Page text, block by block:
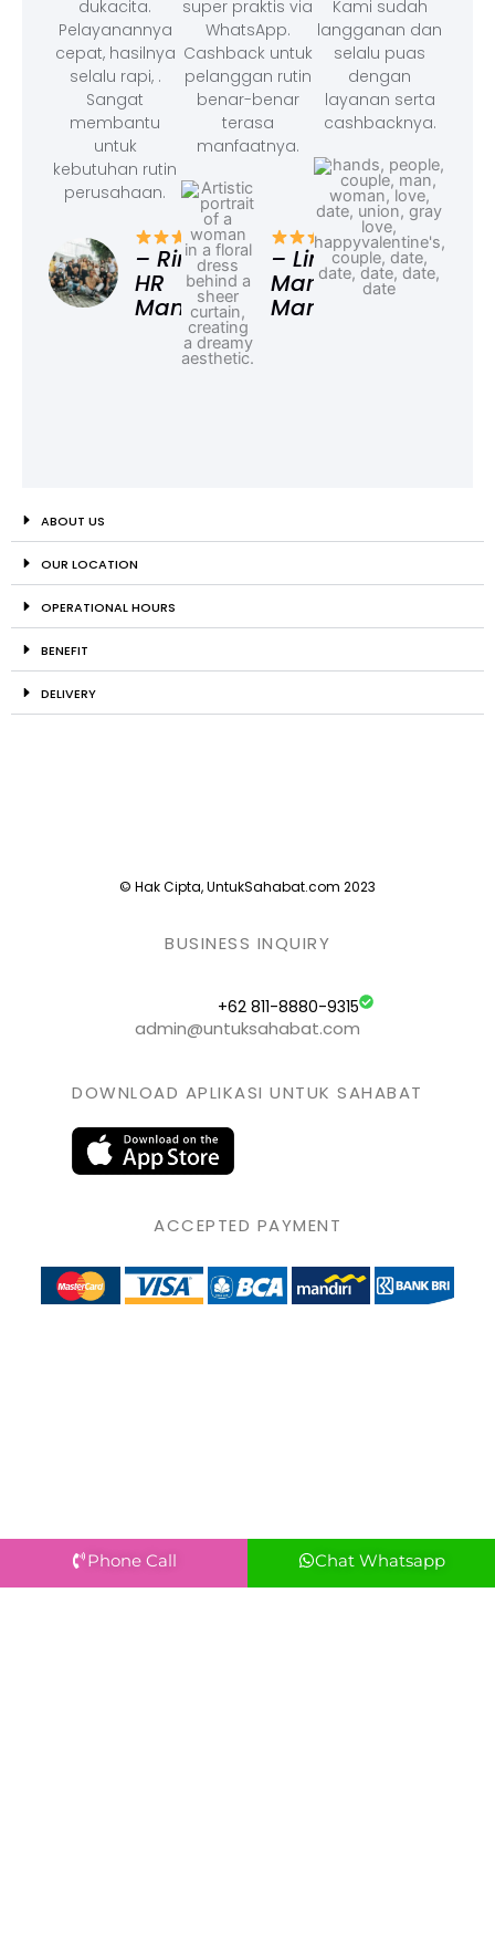
dukacita.
Pelayanannya
cepat, hasilnya
selalu rapi, .
Sangat
membantu
untuk
kebutuhan rutin
perusahaan.
– Rina,
HR
Manager
super praktis via
WhatsApp.
Cashback untuk
pelanggan rutin
benar-benar
terasa
manfaatnya.
– Linda,
Marketing
Manager
Kami sudah
langganan dan
selalu puas
dengan
layanan serta
cashbacknya.
ABOUT US
OUR LOCATION
OPERATIONAL HOURS
BENEFIT
DELIVERY
© Hak Cipta, UntukSahabat.com 2023
BUSINESS INQUIRY
+62 811-8880-9315
admin@untuksahabat.com
DOWNLOAD APLIKASI UNTUK SAHABAT
ACCEPTED PAYMENT
Phone Call Chat Whatsapp